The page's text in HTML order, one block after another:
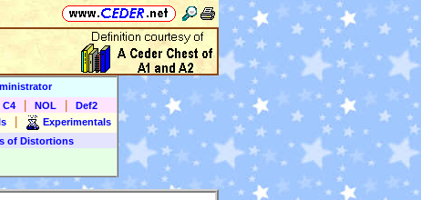
C4 NOL
Def2
Experimentals
of Distortions